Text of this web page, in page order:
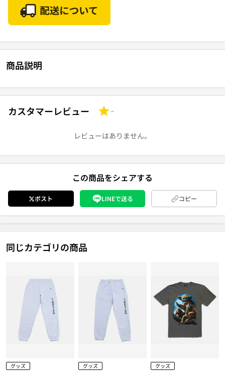
商品説明
カスタマーレビュー -
レビューはありません。
この商品をシェアする
ポスト LINEで送る コピー
同じカテゴリの商品
グッズ
グッズ
グッズ